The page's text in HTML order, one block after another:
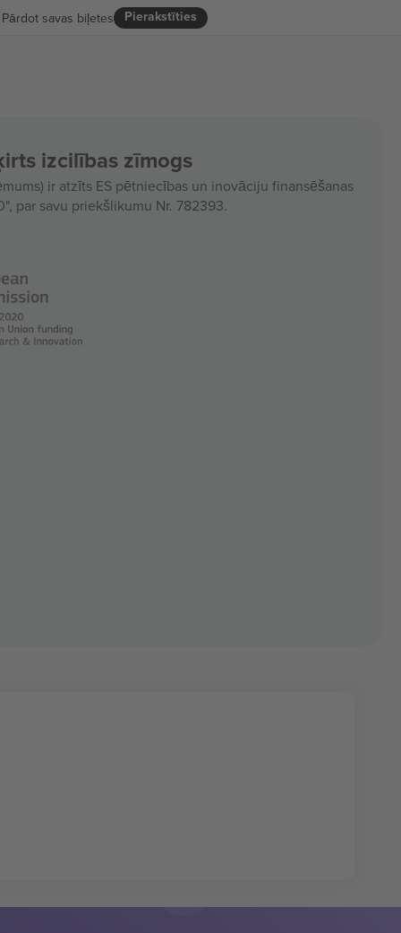
Pierakstīties
Pārdot savas biļetes
izcilības zīmogs
ir atzīts ES pētniecības un inovāciju finansēšanas
par savu priekšlikumu Nr. 782393.